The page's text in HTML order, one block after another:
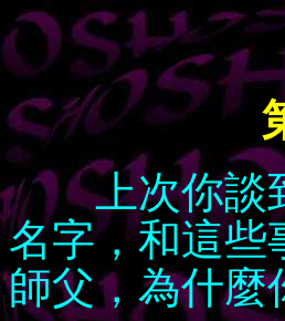
上次你談
名字，和這些
師父，為什麼